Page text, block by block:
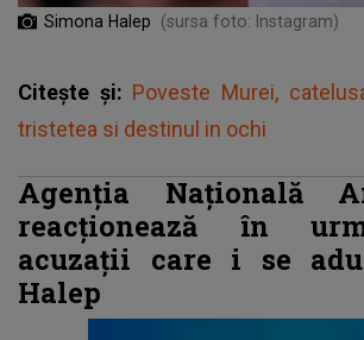
Simona Halep (sursa foto: Instagram)
Citește și: Poveste Murei,
tristetea si destinul in ochi
Agenția Națională
reacționează în
acuzații care i se
Halep